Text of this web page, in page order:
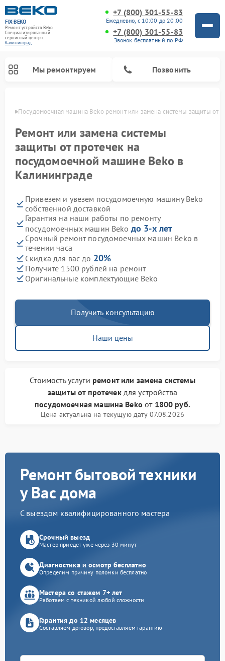
FIX-BEKO
Ремонт устройств Beko
Специализированный
cервисный центр г.
Калининград
+7 (800) 301-55-83
Ежедневно, с 10:00 до 20:00
+7 (800) 301-55-83
Звонок бесплатный по РФ
Мы ремонтируем Позвонить
Посудомоечная машина Beko ремонт или замена системы защиты от
Ремонт или замена системы
защиты от протечек на
посудомоечной машине Beko в
Калининграде
Привезем и увезем посудомоечную машину Beko
собственной доставкой
Гарантия на наши работы по ремонту
посудомоечных машин Beko до 3-х лет
Срочный ремонт посудомоечных машин Beko в
течении часа
Скидка для вас до 20%
Получите 1500 рублей на ремонт
Оригинальные комплектующие Beko
Получить консультацию
Наши цены
Стоимость услуги ремонт или замена системы
защиты от протечекдля устройства
посудомоечная машина Beko от 1800 руб.
Цена актуальна на текущую дату 07.08.2026
Ремонт бытовой техники
у Вас дома
С выездом квалифицированного мастера
Срочный выезд
Мастер приедет уже через 30 минут
Диагностика и осмотр бесплатно
Определим причину поломки бесплатно
Мастера со стажем 7+ лет
Работаем с техникой любой сложности
Гарантия до 12 месяцев
Составляем договор, предоставляем гарантию